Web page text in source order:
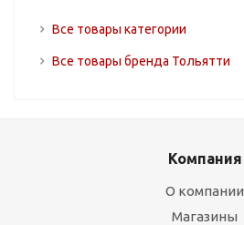
Все товары категории
Все товары бренда Тольятти
Компания
О компании
Магазины